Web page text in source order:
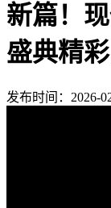
新篇！
盛典精彩
发布时间：2026-